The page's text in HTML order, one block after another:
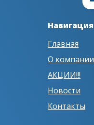
Навигация
Главная
О компании
АКЦИИ!!!
Новости
Контакты